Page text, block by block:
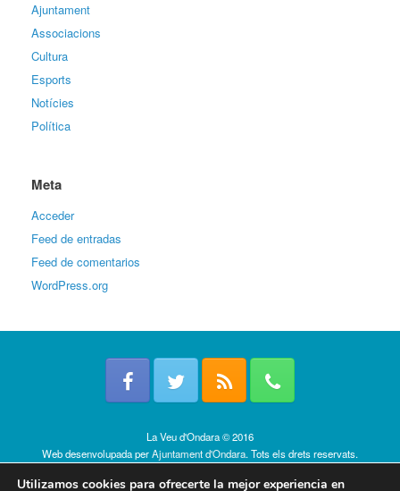
Ajuntament
Associacions
Cultura
Esports
Notícies
Política
Meta
Acceder
Feed de entradas
Feed de comentarios
WordPress.org
La Veu d'Ondara © 2016
Web desenvolupada perAjuntament d'Ondara. Tots els drets reservats.
Utilizamos cookies para ofrecerte la mejor experiencia en